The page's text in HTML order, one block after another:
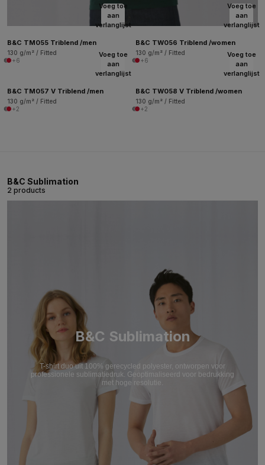
Voeg toe
aan
verlanglijst
B&C TM055 Triblend /men
130 g/m² / Fitted
+6
Voeg toe
aan
verlanglijst
B&C TW056 Triblend /women
130 g/m² / Fitted
+6
Voeg toe
aan
verlanglijst
B&C TM057 V Triblend /men
130 g/m² / Fitted
+2
Voeg toe
aan
verlanglijst
B&C TW058 V Triblend /women
130 g/m² / Fitted
+2
B&C Sublimation
2 products
B&C Sublimation
T-shirt duo uit 100% gerecycled polyester, ontworpen voor
professionele sublimatiedruk. Geoptimaliseerd voor bedrukking
met hoge resolutie.